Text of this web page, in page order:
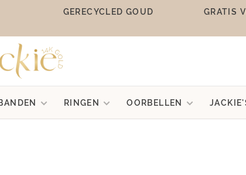
GERECYCLED GOUD GRATIS
RINGEN OORBELLEN